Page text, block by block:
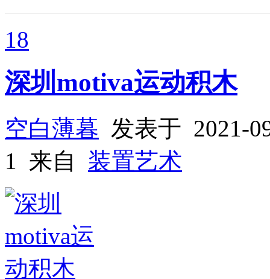
18
深圳motiva运动积木
空白薄暮 发表于 2021-
1 来自 装置艺术